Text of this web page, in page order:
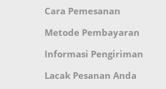
Cara Pemesanan
Metode Pembayaran
Informasi Pengiriman
Lacak Pesanan Anda